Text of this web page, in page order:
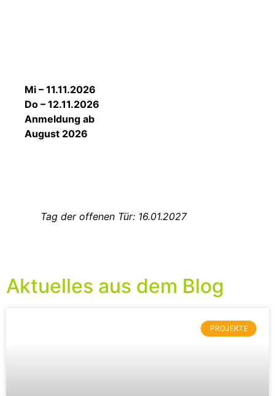
Mi – 11.11.2026
Do – 12.11.2026
Anmeldung ab
August 2026
Tag der offenen Tür: 16.01.2027
Aktuelles aus dem Blog
PROJEKTE